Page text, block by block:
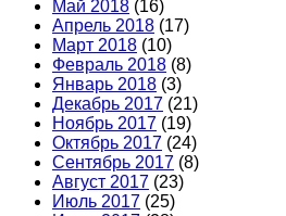
Май 2018 (16)
Апрель 2018 (17)
Март 2018 (10)
Февраль 2018 (8)
Январь 2018 (3)
Декабрь 2017 (21)
Ноябрь 2017 (19)
Октябрь 2017 (24)
Сентябрь 2017 (8)
Август 2017 (23)
Июль 2017 (25)